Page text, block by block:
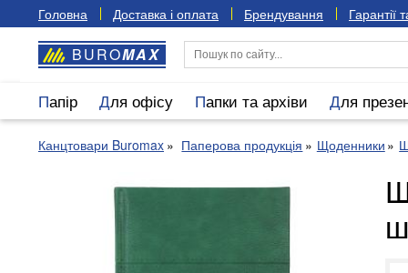
Головна Доставка і оплата Брендування Гарантії
BUROMAX
Папір Для офісу Папки та архіви Для
Канцтовари Buromax Паперова продукція Щоденники